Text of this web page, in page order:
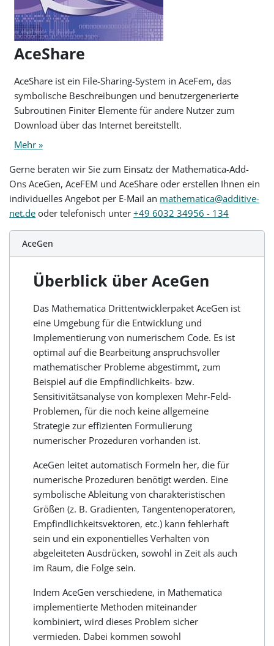
AceShare
AceShare ist ein File-Sharing-System in AceFem, das
symbolische Beschreibungen und benutzergenerierte
Subroutinen Finiter Elemente für andere Nutzer zum
Download über das Internet bereitstellt.
Mehr »
Gerne beraten wir Sie zum Einsatz der Mathematica-Add-
Ons AceGen, AceFEM und AceShare oder erstellen Ihnen ein
individuelles Angebot per E-Mail an mathematica@additive-
net.de oder telefonisch unter+49 6032 34956 - 134
AceGen
Überblick über AceGen
Das Mathematica Drittentwicklerpaket AceGen ist
eine Umgebung für die Entwicklung und
Implementierung von numerischem Code. Es ist
optimal auf die Bearbeitung anspruchsvoller
mathematischer Probleme abgestimmt, zum
Beispiel auf die Empfindlichkeits- bzw.
Sensitivitätsanalyse von komplexen Mehr-Feld-
Problemen, für die noch keine allgemeine
Strategie zur effizienten Formulierung
numerischer Prozeduren vorhanden ist.
AceGen leitet automatisch Formeln her, die für
numerische Prozeduren benötigt werden. Eine
symbolische Ableitung von charakteristischen
Größen (z. B. Gradienten, Tangentenoperatoren,
Empfindlichkeitsvektoren, etc.) kann fehlerhaft
sein und ein exponentielles Verhalten von
abgeleiteten Ausdrücken, sowohl in Zeit als auch
im Raum, die Folge sein.
Indem AceGen verschiedene, in Mathematica
implementierte Methoden miteinander
kombiniert, wird dieses Problem sicher
vermieden. Dabei kommen sowohl